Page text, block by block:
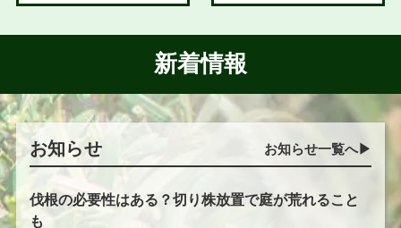
新着情報
お知らせ お知らせ一覧へ▶︎
伐根の必要性はある？切り株放置で庭が荒れること
も